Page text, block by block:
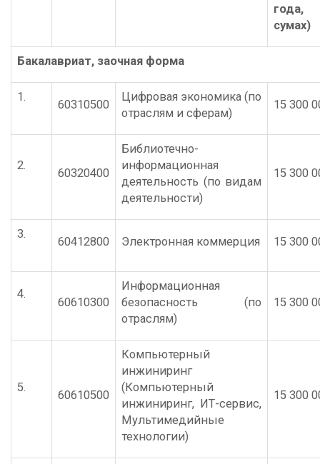
сумах)
Бакалавриат, заочная форма
1.
60310500
Цифровая экономика (по
отраслям и сферам)
15 300
2.
60320400
Библиотечно-
информационная
деятельность (по видам
деятельности)
15 300
3.
60412800 Электронная коммерция 15 300
4.
60610300
Информационная
безопасность (по
отраслям)
15 300
5.
60610500
Компьютерный
инжиниринг
(Компьютерный
инжиниринг, ИТ-сервис,
Мультимедийные
технологии)
15 300